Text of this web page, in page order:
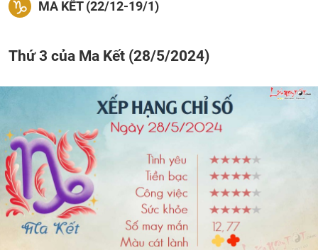
MA KẾT (22/12-19/1)
Thứ 3 của Ma Kết (28/5/2024)